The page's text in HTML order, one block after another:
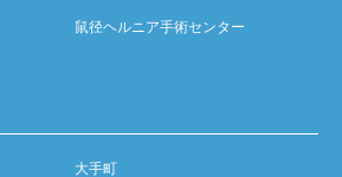
鼠径ヘルニア手術センター
大手町